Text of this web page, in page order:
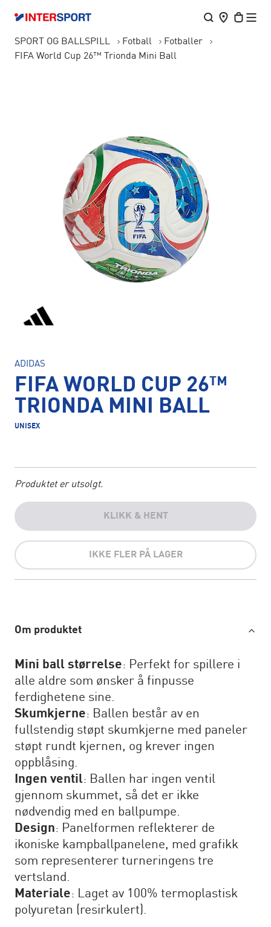
SPORT OG BALLSPILL Fotball
Fotballer
FIFA World Cup 26™ Trionda Mini Ball
ADIDAS
FIFA WORLD CUP 26™
TRIONDA MINI BALL
UNISEX
Produktet er utsolgt.
KLIKK & HENT
IKKE FLER PÅ LAGER
Om produktet
Mini ball størrelse: Perfekt for spillere i
alle aldre som ønsker å finpusse
ferdighetene sine.
Skumkjerne: Ballen består av en
fullstendig støpt skumkjerne med paneler
støpt rundt kjernen, og krever ingen
oppblåsing.
Ingen ventil: Ballen har ingen ventil
gjennom skummet, så det er ikke
nødvendig med en ballpumpe.
Design: Panelformen reflekterer de
ikoniske kampballpanelene, med grafikk
som representerer turneringens tre
vertsland.
Materiale: Laget av 100% termoplastisk
polyuretan (resirkulert).